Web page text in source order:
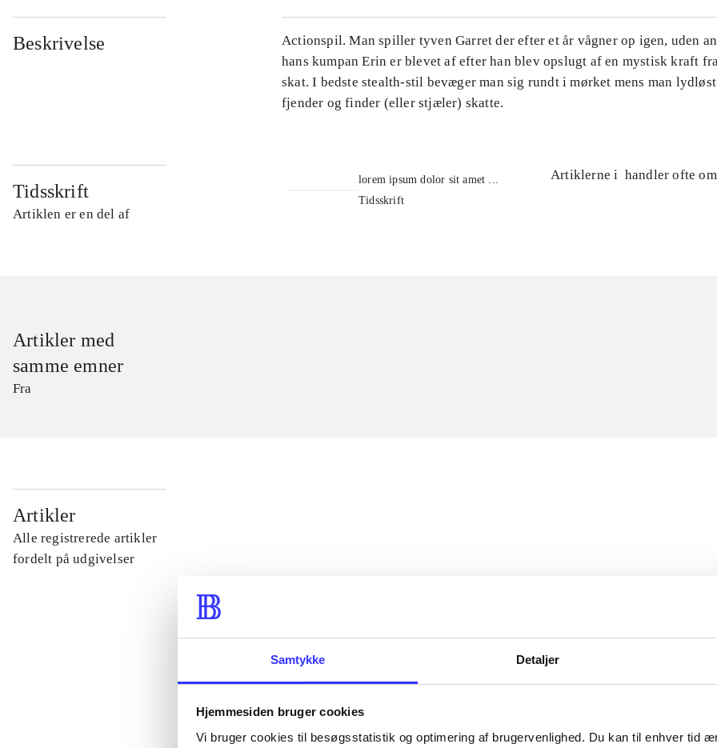
Samtykke Detaljer
Hjemmesiden bruger cookies
Vi bruger cookies til besøgsstatistik og optimering af brugervenlighed. Du kan til enhver tid
Beskrivelse
Actionspil. Man spiller tyven Garret der efter et år vågner op igen, uden
hans kumpan Erin er blevet af efter han blev opslugt af en mystisk kraft
skat. I bedste stealth-stil bevæger man sig rundt i mørket mens man
fjender og finder (eller stjæler) skatte.
Tidsskrift
Artiklen er en del af
lorem ipsum dolor sit amet ...
Tidsskrift
Artiklerne i handler ofte om
Artikler med
samme emner
Fra
Artikler
Alle registrerede artikler
fordelt på udgivelser
...
...